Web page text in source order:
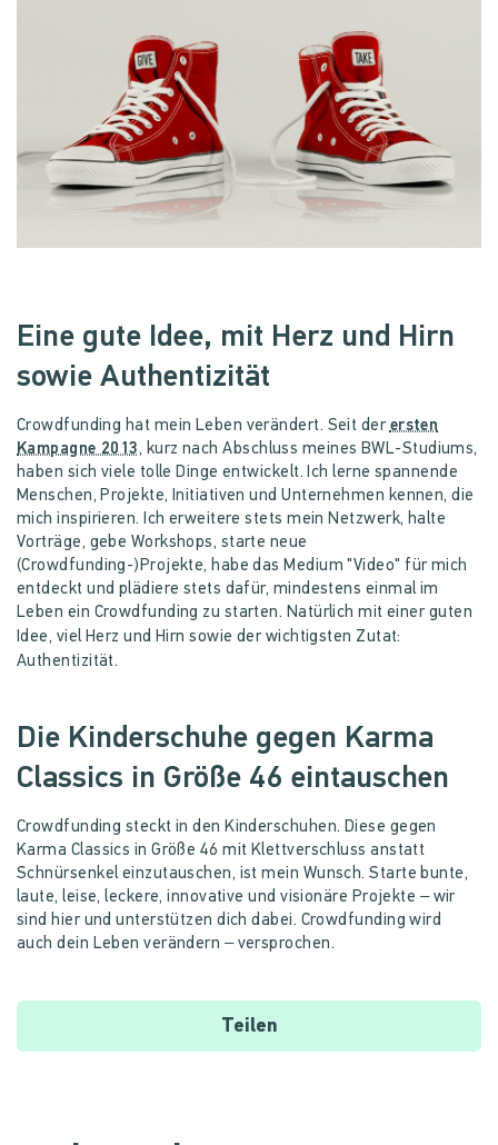
Eine gute Idee, mit Herz und Hirn
sowie Authentizität
Crowdfunding hat mein Leben verändert. Seit der ersten
Kampagne 2013, kurz nach Abschluss meines BWL-Studiums,
haben sich viele tolle Dinge entwickelt. Ich lerne spannende
Menschen, Projekte, Initiativen und Unternehmen kennen, die
mich inspirieren. Ich erweitere stets mein Netzwerk, halte
Vorträge, gebe Workshops, starte neue
(Crowdfunding-)Projekte, habe das Medium "Video" für mich
entdeckt und plädiere stets dafür, mindestens einmal im
Leben ein Crowdfunding zu starten. Natürlich mit einer guten
Idee, viel Herz und Hirn sowie der wichtigsten Zutat:
Authentizität.
Die Kinderschuhe gegen Karma
Classics in Größe 46 eintauschen
Crowdfunding steckt in den Kinderschuhen. Diese gegen
Karma Classics in Größe 46 mit Klettverschluss anstatt
Schnürsenkel einzutauschen, ist mein Wunsch. Starte bunte,
laute, leise, leckere, innovative und visionäre Projekte – wir
sind hier und unterstützen dich dabei. Crowdfunding wird
auch dein Leben verändern – versprochen.
Teilen